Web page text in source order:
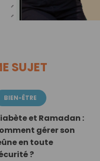
SUJET
BIEN-ÊTRE
et Ramadan :
gérer son
en toute
?